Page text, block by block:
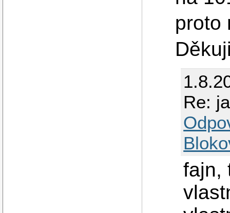
proto
Re:
fajn,